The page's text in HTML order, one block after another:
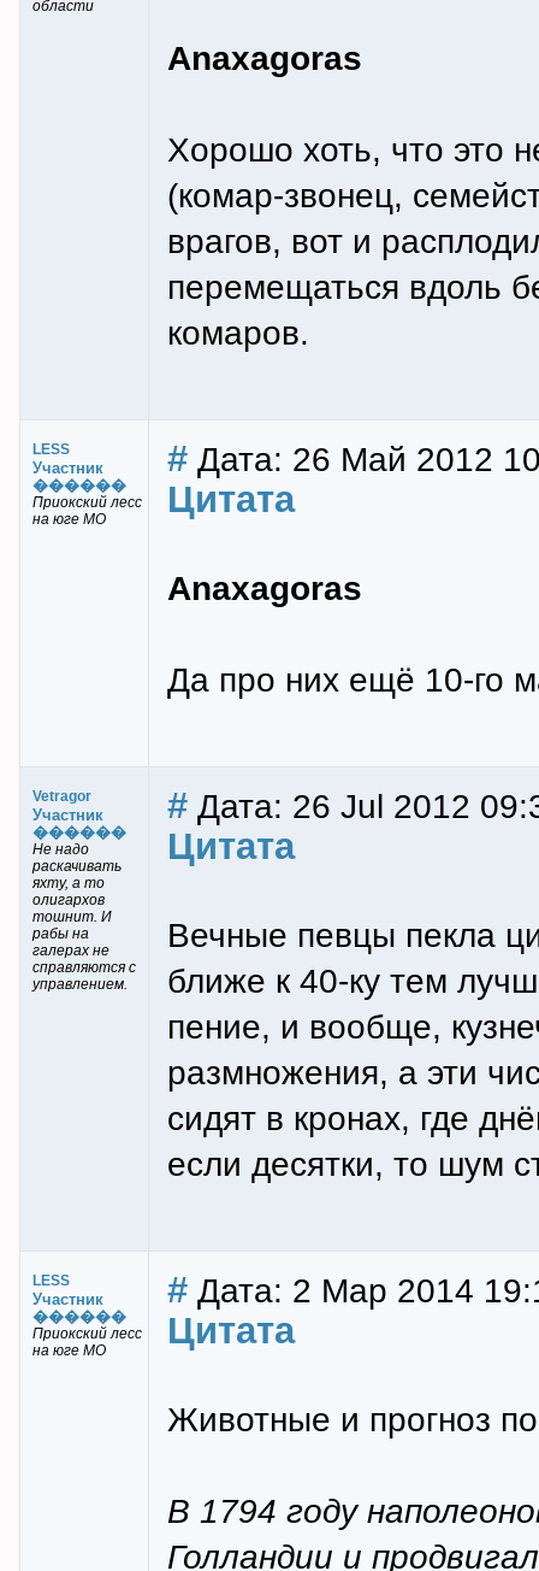
области
Anaxagoras
Хорошо хоть, что это
(комар-звонец,
врагов, вот и
перемещаться вдоль
комаров.
LESS
Участник
������
Приокский лесс
на юге МО
# Дата: 26 Май 2012
Цитата
Anaxagoras
Да про них ещё 10-го
Vetragor
Участник
������
Не надо
раскачивать
яхту, а то
олигархов
тошнит. И
рабы на
галерах не
справляются с
управлением.
# Дата: 26 Jul 2012
Цитата
Вечные певцы пекла
ближе к 40-ку тем
пение, и вообще,
размножения, а эти
сидят в кронах, где
если десятки, то шум
LESS
Участник
������
Приокский лесс
на юге МО
# Дата: 2 Мар 2014
Цитата
Животные и прогноз
В 1794 году
Голландии и